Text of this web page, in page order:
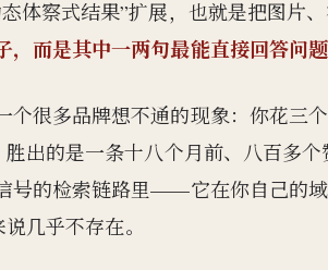
体察式结果”扩展，也就是把图片
，而是其中一两句最能直接回答问
个很多品牌想不通的现象：你花三
胜出的是一条十八个月前、八百多
号的检索链路里——它在你自己的
几乎不存在。